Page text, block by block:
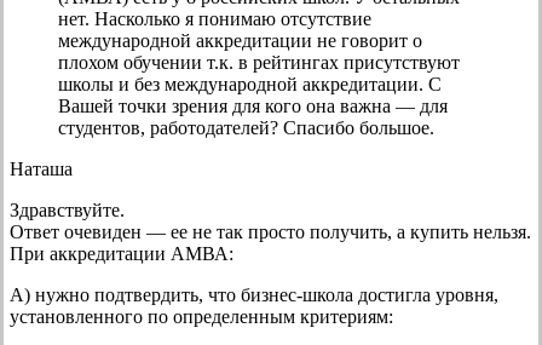
нет. Насколько я понимаю отсутствие
международной аккредитации не говорит о
плохом обучении т.к. в рейтингах присутствуют
школы и без международной аккредитации. С
Вашей точки зрения для кого она важна — для
студентов, работодателей? Спасибо большое.
Наташа
Здравствуйте.
Ответ очевиден — ее не так просто получить, а купить нельзя.
При аккредитации АМВА:
А) нужно подтвердить, что бизнес-школа достигла уровня,
установленного по определенным критериям: